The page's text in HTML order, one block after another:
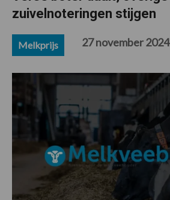
zuivelnoteringen stijgen
Melkprijs 27 november 2024